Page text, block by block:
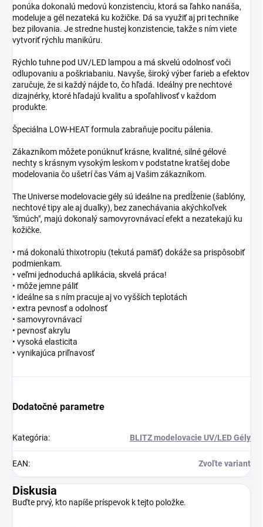
ponúka dokonalú medovú konzistenciu, ktorá sa ľahko nanáša,
modeluje a gél nezateká ku kožičke. Dá sa využiť aj pri technike
bez pilovania. Je stredne hustej konzistencie, takže s ním viete
vytvoriť rýchlu manikúru.
Rýchlo tuhne pod UV/LED lampou a má skvelú odolnosť voči
odlupovaniu a poškriabaniu. Navyše, široký výber farieb a efektov
zaručuje, že si každý nájde to, čo hľadá. Ideálny pre nechtové
dizajnérky, ktoré hľadajú kvalitu a spoľahlivosť v každom
produkte.
Špeciálna LOW-HEAT formula zabraňuje pocitu pálenia.
Zákazníkom môžete ponúknuť krásne, kvalitné, silné gélové
nechty s krásnym vysokým leskom v podstatne kratšej dobe
modelovania čo ušetrí čas Vám aj Vašim zákazníkom.
The Universe modelovacie gély sú ideálne na predĺženie (šablóny,
nechtové tipy ale aj dualky), bez zanechávania akýchkoľvek
"šmúch", majú dokonalý samovyrovnávací efekt a nezatekajú ku
kožičke.
• má dokonalú thixotropiu (tekutá pamäť) dokáže sa prispôsobiť
podmienkam.
• veľmi jednoduchá aplikácia, skvelá práca!
• môže jemne páliť
• ideálne sa s ním pracuje aj vo vyšších teplotách
• extra pevnosť a odolnosť
• samovyrovnávací
• pevnosť akrylu
• vysoká elasticita
• vynikajúca priľnavosť
Dodatočné parametre
Kategória: BLITZ modelovacie UV/LED Gély
EAN: Zvoľte variant
Diskusia
Buďte prvý, kto napíše príspevok k tejto položke.